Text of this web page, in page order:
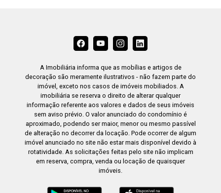
A Imobiliária informa que as mobílias e artigos de
decoração são meramente ilustrativos - não fazem parte do
imóvel, exceto nos casos de imóveis mobiliados. A
imobiliária se reserva o direito de alterar qualquer
informação referente aos valores e dados de seus imóveis
sem aviso prévio. O valor anunciado do condomínio é
aproximado, podendo ser maior, menor ou mesmo passível
de alteração no decorrer da locação. Pode ocorrer de algum
imóvel anunciado no site não estar mais disponível devido à
rotatividade. As solicitações feitas pelo site não implicam
em reserva, compra, venda ou locação de quaisquer
imóveis.